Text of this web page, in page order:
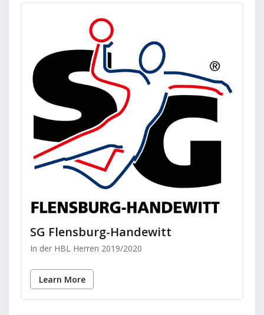
SG Flensburg-Handewitt
In der HBL Herren 2019/2020
Learn More